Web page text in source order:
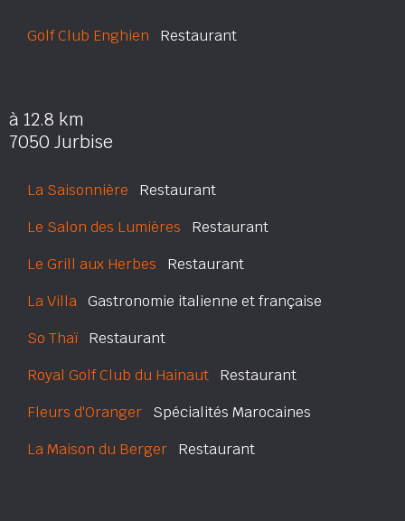
Golf Club Enghien Restaurant
à 12.8 km
7050 Jurbise
La Saisonnière Restaurant
Le Salon des Lumières Restaurant
Le Grill aux Herbes Restaurant
La Villa Gastronomie italienne et française
So Thaï Restaurant
Royal Golf Club du Hainaut Restaurant
Fleurs d'Oranger Spécialités Marocaines
La Maison du Berger Restaurant